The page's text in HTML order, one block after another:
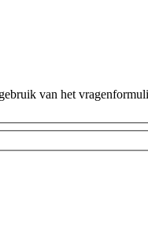
van het